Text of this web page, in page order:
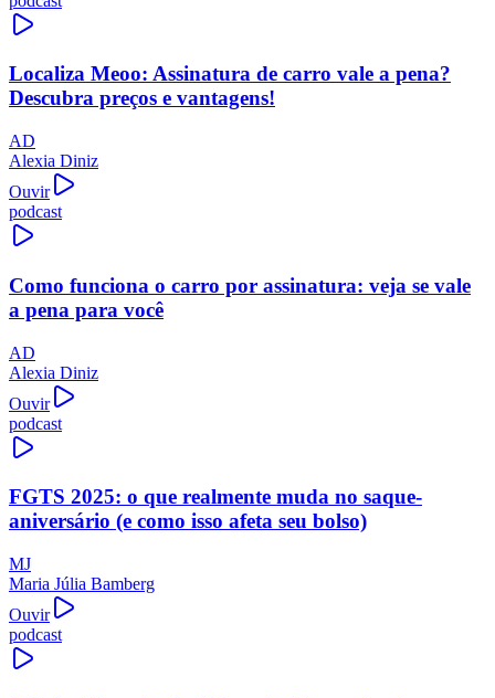
Localiza Meoo: Assinatura de carro vale a pena?
Descubra preços e vantagens!
AD
Alexia Diniz
Ouvir
podcast
Como funciona o carro por assinatura: veja se vale
a pena para você
AD
Alexia Diniz
Ouvir
podcast
FGTS 2025: o que realmente muda no saque-
aniversário (e como isso afeta seu bolso)
MJ
Maria Júlia Bamberg
Ouvir
podcast